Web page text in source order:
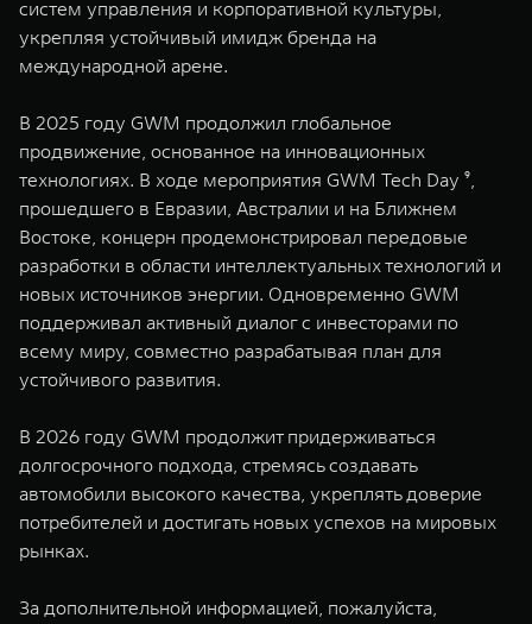
систем управления и корпоративной культуры,
укрепляя устойчивый имидж бренда на
международной арене.
В 2025 году GWM продолжил глобальное
продвижение, основанное на инновационных
технологиях. В ходе мероприятия GWM Tech Day ⁹,
прошедшего в Евразии, Австралии и на Ближнем
Востоке, концерн продемонстрировал передовые
разработки в области интеллектуальных технологий и
новых источников энергии. Одновременно GWM
поддерживал активный диалог с инвесторами по
всему миру, совместно разрабатывая план для
устойчивого развития.
В 2026 году GWM продолжит придерживаться
долгосрочного подхода, стремясь создавать
автомобили высокого качества, укреплять доверие
потребителей и достигать новых успехов на мировых
рынках.
За дополнительной информацией, пожалуйста,